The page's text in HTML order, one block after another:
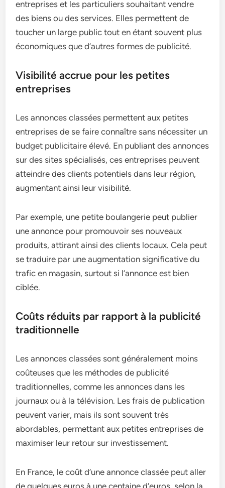
entreprises et les particuliers souhaitant vendre
des biens ou des services. Elles permettent de
toucher un large public tout en étant souvent plus
économiques que d’autres formes de publicité.
Visibilité accrue pour les petites
entreprises
Les annonces classées permettent aux petites
entreprises de se faire connaître sans nécessiter un
budget publicitaire élevé. En publiant des annonces
sur des sites spécialisés, ces entreprises peuvent
atteindre des clients potentiels dans leur région,
augmentant ainsi leur visibilité.
Par exemple, une petite boulangerie peut publier
une annonce pour promouvoir ses nouveaux
produits, attirant ainsi des clients locaux. Cela peut
se traduire par une augmentation significative du
trafic en magasin, surtout si l’annonce est bien
ciblée.
Coûts réduits par rapport à la publicité
traditionnelle
Les annonces classées sont généralement moins
coûteuses que les méthodes de publicité
traditionnelles, comme les annonces dans les
journaux ou à la télévision. Les frais de publication
peuvent varier, mais ils sont souvent très
abordables, permettant aux petites entreprises de
maximiser leur retour sur investissement.
En France, le coût d’une annonce classée peut aller